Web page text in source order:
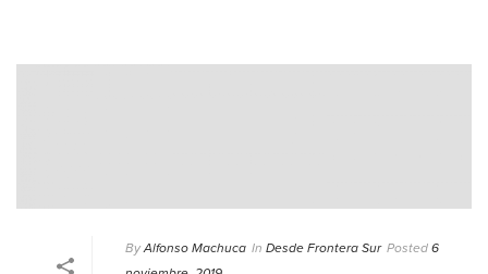
By Alfonso Machuca In Desde Frontera Sur Posted 6